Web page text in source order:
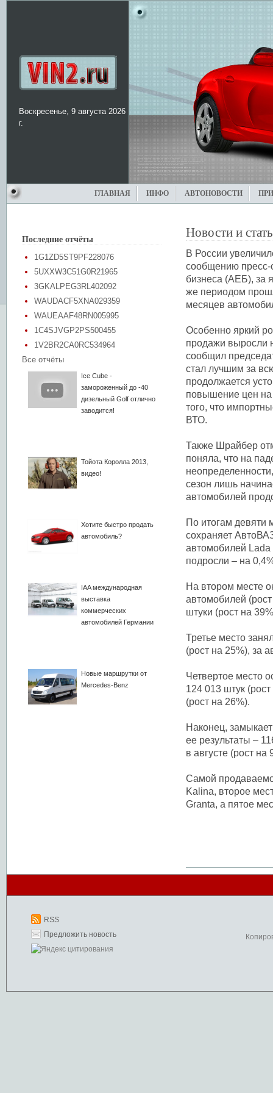
Воскресенье, 9 августа 2026
г.
ГЛАВНАЯ ИНФО АВТОНОВОСТИ
Последние отчёты
1G1ZD5ST9PF228076
5UXXW3C51G0R21965
3GKALPEG3RL402092
WAUDACF5XNA029359
WAUEAAF48RN005995
1C4SJVGP2PS500455
1V2BR2CA0RC534964
Все отчёты
Ice Cube -
замороженный до -40
дизельный Golf отлично
заводится!
Тойота Королла 2013,
видео!
Хотите быстро продать
автомобиль?
IAA международная
выставка
коммерческих
автомобилей Германии
Новые маршрутки от
Mercedes-Benz
Новости и
В России
сообщению пресс-
бизнеса (АЕБ), за
же периодом
месяцев
Особенно яркий
продажи выросли
сообщил
стал лучшим за
продолжается
повышение цен на
того, что
ВТО.
Также Шрайбер
поняла, что на
сезон лишь
автомобилей
По итогам девяти
сохраняет
автомобилей Lada
подросли – на
На втором месте
автомобилей
штуки (рост на
Третье место
(рост на 25%), за
Четвертое место
124 013 штук
(рост на 26%).
Наконец,
ее результаты –
в августе (рост на
Самой
Kalina, второе
Grаnta, а пятое
RSS
Предложить новость